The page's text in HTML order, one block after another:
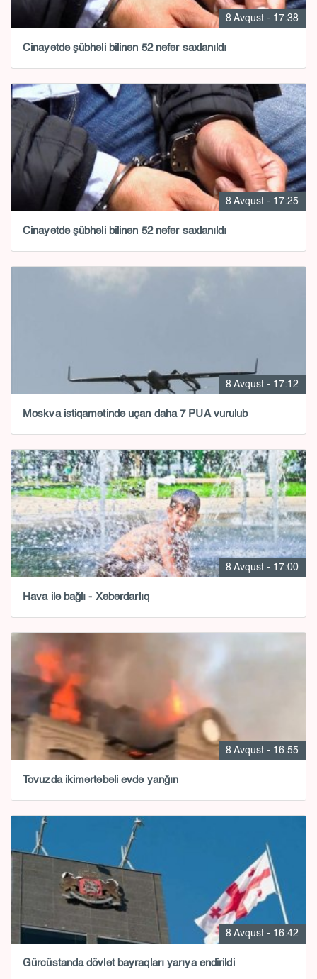
8 Avqust - 17:38
Cinayətdə şübhəli bilinən 52 nəfər saxlanıldı
8 Avqust - 17:25
Cinayətdə şübhəli bilinən 52 nəfər saxlanıldı
8 Avqust - 17:12
Moskva istiqamətində uçan daha 7 PUA vurulub
8 Avqust - 17:00
Hava ilə bağlı - Xəbərdarlıq
8 Avqust - 16:55
Tovuzda ikimərtəbəli evdə yanğın
8 Avqust - 16:42
Gürcüstanda dövlət bayraqları yarıya endirildi